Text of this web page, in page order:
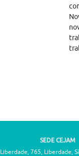
SEDE CEJAM
765, Liberdade,